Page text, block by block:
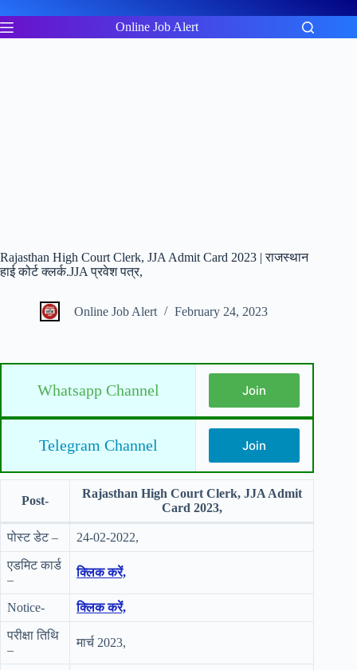
to
content
Online Job Alert
Rajasthan High Court Clerk, JJA Admit Card 2023 | राजस्थान
हाई कोर्ट क्लर्क.JJA प्रवेश पत्र,
Online Job Alert February 24, 2023
Whatsapp Channel Join
Telegram Channel Join
Post-
Rajasthan High Court Clerk, JJA Admit
Card 2023,
पोस्ट डेट – 24-02-2022,
एडमिट कार्ड
–
क्लिक करें,
Notice- क्लिक करें,
परीक्षा तिथि
–
मार्च 2023,